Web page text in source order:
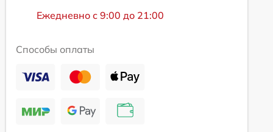
Ежедневно с 9:00 до 21:00
Способы оплаты